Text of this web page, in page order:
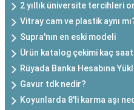
2 yıllık üniversite tercihleri
Vitray cam ve plastik aynı
Supra'nın en eski modeli
Ürün katalog çekimi kaç
Rüyada Banka Hesabına
Gavur tdk nedir?
Koyunlarda 8'li karma aşı